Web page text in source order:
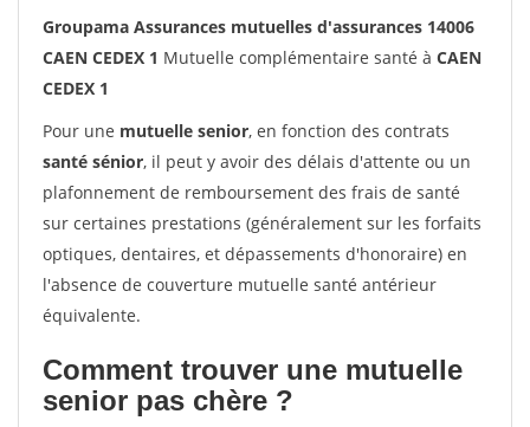
Groupama Assurances mutuelles d'assurances 14006
CAEN CEDEX 1 Mutuelle complémentaire santé à CAEN
CEDEX 1
Pour une mutuelle senior, en fonction des contrats
santé sénior, il peut y avoir des délais d'attente ou un
plafonnement de remboursement des frais de santé
sur certaines prestations (généralement sur les forfaits
optiques, dentaires, et dépassements d'honoraire) en
l'absence de couverture mutuelle santé antérieur
équivalente.
Comment trouver une mutuelle
senior pas chère ?